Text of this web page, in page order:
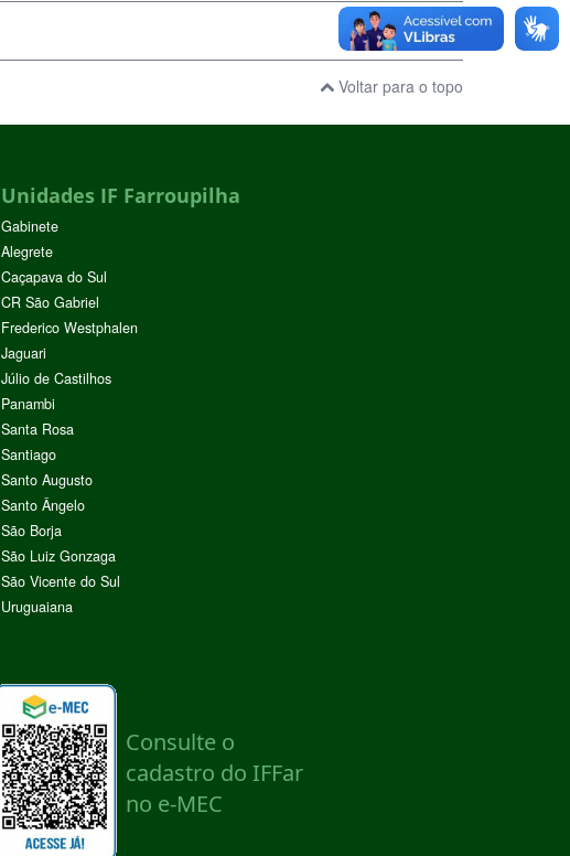
Voltar para o topo
Unidades IF Farroupilha
Gabinete
Alegrete
Caçapava do Sul
CR São Gabriel
Frederico Westphalen
Jaguari
Júlio de Castilhos
Panambi
Santa Rosa
Santiago
Santo Augusto
Santo Ângelo
São Borja
São Luiz Gonzaga
São Vicente do Sul
Uruguaiana